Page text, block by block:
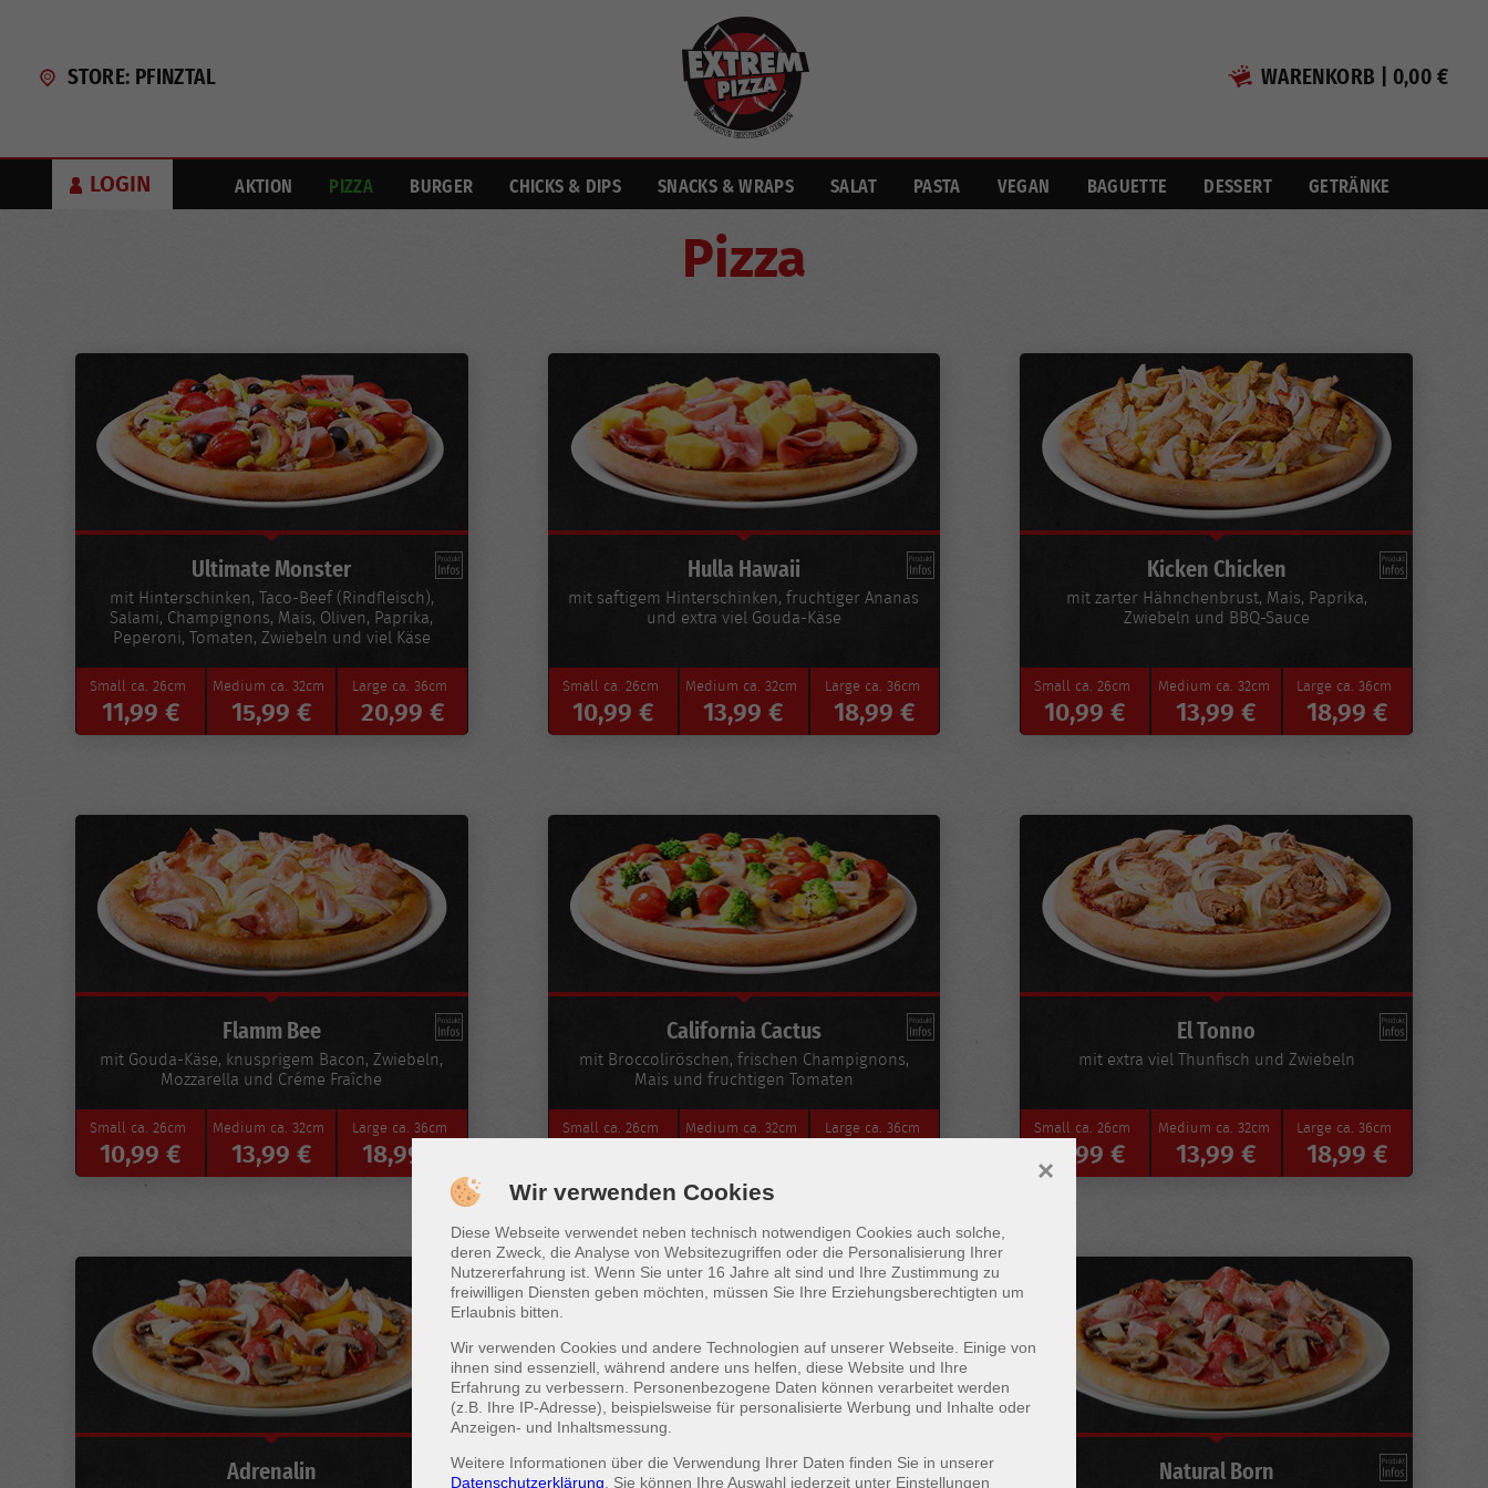
Wir verwenden Cookies
Diese Webseite verwendet neben technisch notwendigen Cookies auch solche,
deren Zweck, die Analyse von Websitezugriffen oder die Personalisierung Ihrer
Nutzererfahrung ist. Wenn Sie unter 16 Jahre alt sind und Ihre Zustimmung zu
freiwilligen Diensten geben möchten, müssen Sie Ihre Erziehungsberechtigten um
Erlaubnis bitten.
Wir verwenden Cookies und andere Technologien auf unserer Webseite. Einige von
ihnen sind essenziell, während andere uns helfen, diese Website und Ihre
Erfahrung zu verbessern. Personenbezogene Daten können verarbeitet werden
(z.B. Ihre IP-Adresse), beispielsweise für personalisierte Werbung und Inhalte oder
Anzeigen- und Inhaltsmessung.
Weitere Informationen über die Verwendung Ihrer Daten finden Sie in unserer
Datenschutzerklärung . Sie können Ihre Auswahl jederzeit unter Einstellungen
×
STORE: PFINZTAL WARENKORB 0,00 €
LOGIN AKTION PIZZA BURGER CHICKS & DIPS SNACKS & WRAPS SALAT PASTA VEGAN BAGUETTE DESSERT GETRÄNKE
Pizza
Ultimate Monster
mit Hinterschinken, Taco-Beef (Rindfleisch),
Salami, Champignons, Mais, Oliven, Paprika,
Peperoni, Tomaten, Zwiebeln und viel Käse
Small ca. 26cm
11,99 €
Medium ca. 32cm
15,99 €
Large ca. 36cm
20,99 €
Hulla Hawaii
mit saftigem Hinterschinken, fruchtiger Ananas
und extra viel Gouda-Käse
Small ca. 26cm
10,99 €
Medium ca. 32cm
13,99 €
Large ca. 36cm
18,99 €
Kicken Chicken
mit zarter Hähnchenbrust, Mais, Paprika,
Zwiebeln und BBQ-Sauce
Small ca. 26cm
10,99 €
Medium ca. 32cm
13,99 €
Large ca. 36cm
18,99 €
Flamm Bee
mit Gouda-Käse, knusprigem Bacon, Zwiebeln,
Mozzarella und Créme Fraîche
Small ca. 26cm
10,99 €
Medium ca. 32cm
13,99 €
Large ca. 36cm
18,99 €
California Cactus
mit Broccoliröschen, frischen Champignons,
Mais und fruchtigen Tomaten
Small ca. 26cm Medium ca. 32cm Large ca. 36cm
El Tonno
mit extra viel Thunfisch und Zwiebeln
Small ca. 26cm
10,99 €
Medium ca. 32cm
13,99 €
Large ca. 36cm
18,99 €
Adrenalin Deluxe Natural Born